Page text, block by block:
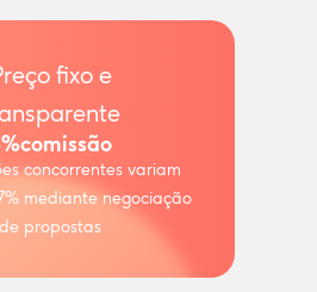
fixo e
comissão
concorrentes variam
mediante negociação
de propostas